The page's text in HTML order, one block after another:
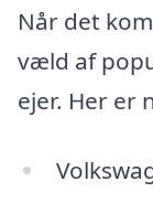
Når det
væld af
ejer. Her er